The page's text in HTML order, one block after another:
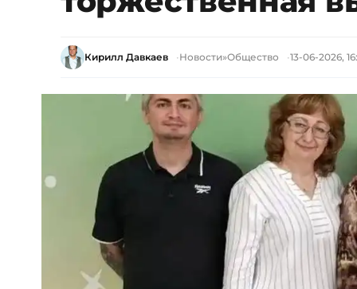
Кирилл Давкаев Новости»Общество 13-06-2026,